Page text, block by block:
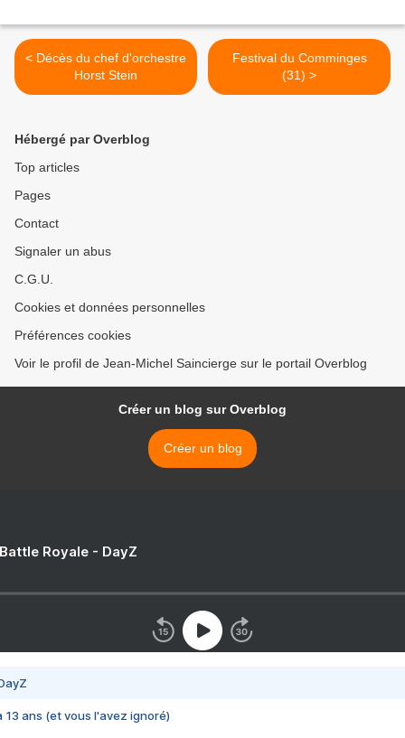
< Décès du chef d'orchestre
Horst Stein
Festival du Comminges
(31) >
Hébergé par Overblog
Top articles
Pages
Contact
Signaler un abus
C.G.U.
Cookies et données personnelles
Préférences cookies
Voir le profil de Jean-Michel Saincierge sur le portail Overblog
Créer un blog sur Overblog
Créer un blog
Royale - DayZ
13 ans (et vous l'avez ignoré)